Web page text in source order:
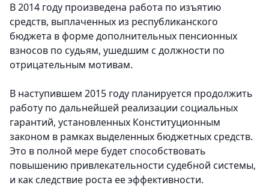
В 2014 году произведена работа по изъятию
средств, выплаченных из республиканского
бюджета в форме дополнительных пенсионных
взносов по судьям, ушедшим с должности по
отрицательным мотивам.
В наступившем 2015 году планируется продолжить
работу по дальнейшей реализации социальных
гарантий, установленных Конституционным
законом в рамках выделенных бюджетных средств.
Это в полной мере будет способствовать
повышению привлекательности судебной системы,
и как следствие роста ее эффективности.